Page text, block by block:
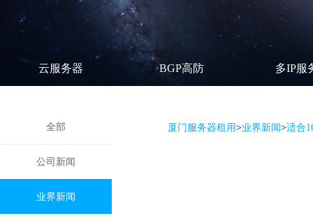
云服务器 BGP高防 多IP服
全部
公司新闻
业界新闻
厦门服务器租用>业界新闻>适合